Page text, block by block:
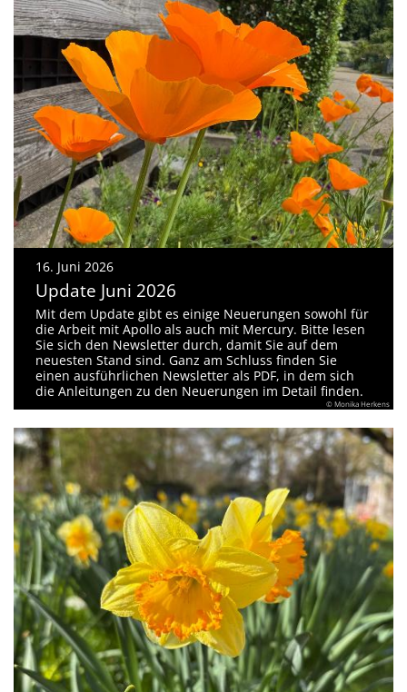
16. Juni 2026
Update Juni 2026
Mit dem Update gibt es einige Neuerungen sowohl für
die Arbeit mit Apollo als auch mit Mercury. Bitte lesen
Sie sich den Newsletter durch, damit Sie auf dem
neuesten Stand sind. Ganz am Schluss finden Sie
einen ausführlichen Newsletter als PDF, in dem sich
die Anleitungen zu den Neuerungen im Detail finden.
© Monika Herkens